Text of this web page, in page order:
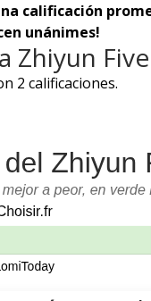
calificación
unánimes!
Zhiyun
2 calificaciones.